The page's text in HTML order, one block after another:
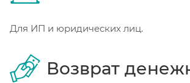
Для ИП и юридических лиц.
Возврат